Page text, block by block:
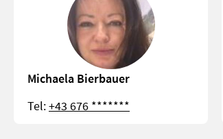
Michaela Bierbauer
Tel:+43 676 *******